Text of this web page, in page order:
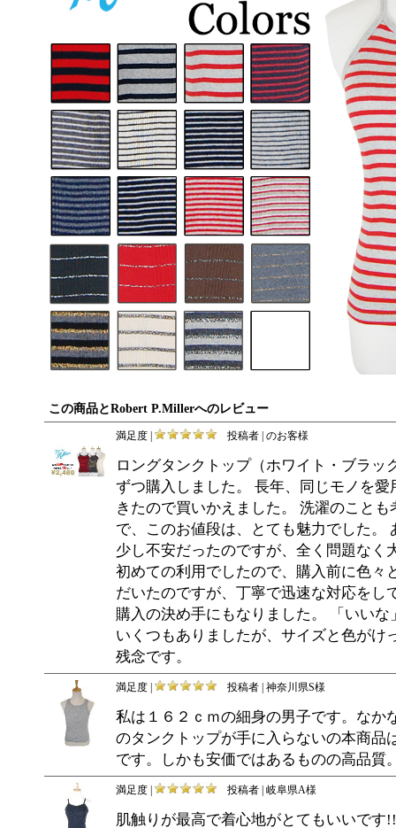
この商品とRobert P.Millerへのレビュー
満足度 | 投稿者 | のお客様
ロングタンクトップ（ホワイト・ブラッ
ずつ購入しました。 長年、同じモノを
きたので買いかえました。 洗濯のこと
で、このお値段は、とても魅力でした。
少し不安だったのですが、全く問題なく
初めての利用でしたので、購入前に色々
だいたのですが、丁寧で迅速な対応をし
購入の決め手にもなりました。 「いい
いくつもありましたが、サイズと色がけ
残念です。
満足度 | 投稿者 | 神奈川県S様
私は１６２ｃｍの細身の男子です。なか
のタンクトップが手に入らないの本商品
です。しかも安価ではあるものの高品質
満足度 | 投稿者 | 岐阜県A様
肌触りが最高で着心地がとてもいいです